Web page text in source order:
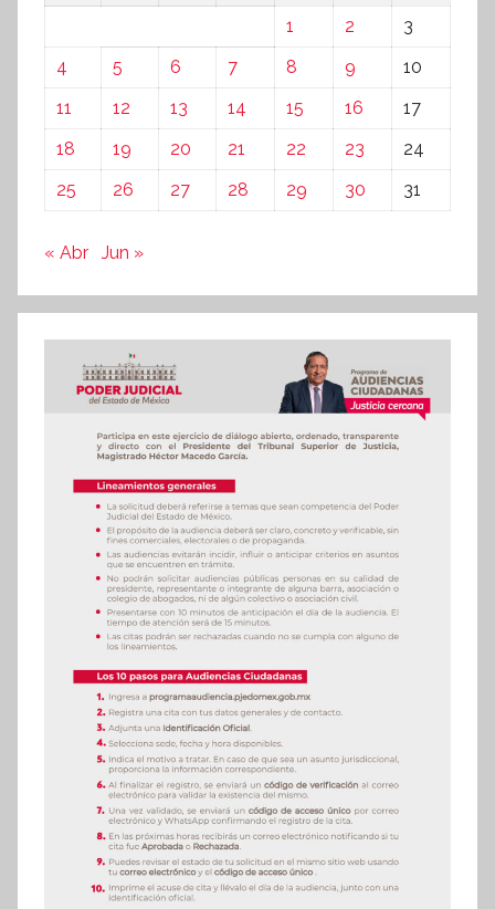
1
2
3
4
5 6 7 8 9
10
11
12 13 14 15 16
17
18
19 20 21 22 23
24
25
26 27 28 29 30 31
« Abr Jun »